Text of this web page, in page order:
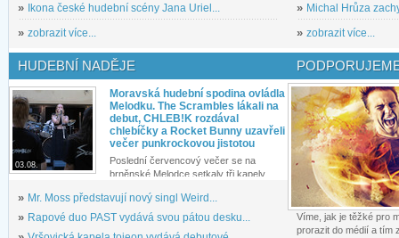
» Ikona české hudební scény Jana Uriel...
» zobrazit více...
» Michal Hrůza
» zobrazit více...
HUDEBNÍ NADĚJE
03.08.
Moravská hudební spodina ovládla
Melodku. The Scrambles lákali na
debut, CHLEB!K rozdával
chlebíčky a Rocket Bunny uzavřeli
večer punkrockovou jistotou
Poslední červencový večer se na
brněnské Melodce setkaly tři kapely...
» Mr. Moss představují nový singl Weird...
» Rapové duo PAST vydává svou pátou desku...
Víme, jak je těžké pro
prorazit do médií a tím